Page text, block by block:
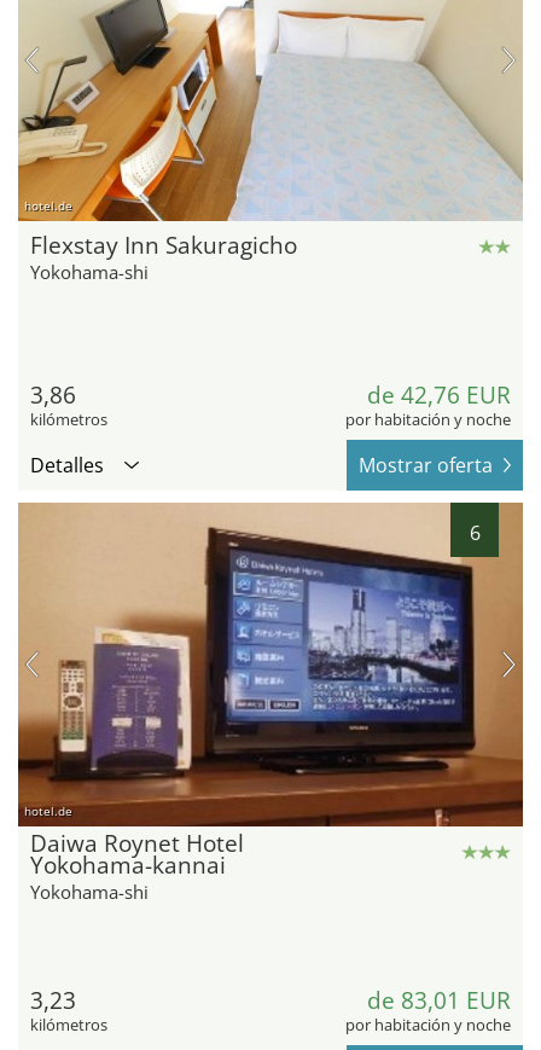
hotel.de
Flexstay Inn Sakuragicho
Yokohama-shi
3,86
kilómetros
de 42,76 EUR
por habitación y noche
Detalles Mostrar oferta
6
hotel.de
Daiwa Roynet Hotel
Yokohama-kannai
Yokohama-shi
3,23
kilómetros
de 83,01 EUR
por habitación y noche